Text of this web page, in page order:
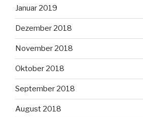
Januar 2019
Dezember 2018
November 2018
Oktober 2018
September 2018
August 2018